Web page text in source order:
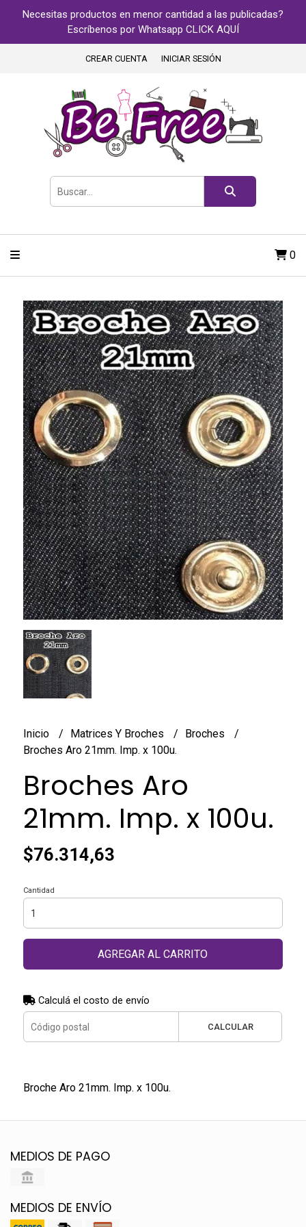
Necesitas productos en menor cantidad a las publicadas?
Escríbenos por Whatsapp CLICK AQUÍ
CREAR CUENTA INICIAR SESIÓN
0
Inicio Matrices Y Broches
Broches
Broches Aro 21mm. Imp. x 100u.
Broches Aro
21mm. Imp. x 100u.
$76.314,63
Cantidad
AGREGAR AL CARRITO
Calculá el costo de envío
CALCULAR
Broche Aro 21mm. Imp. x 100u.
MEDIOS DE PAGO
MEDIOS DE ENVÍO